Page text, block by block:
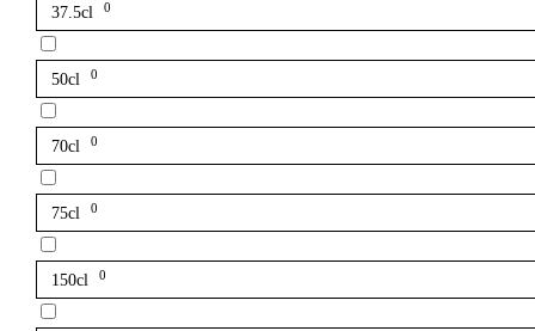
37.5cl 0
50cl 0
70cl 0
75cl 0
150cl 0